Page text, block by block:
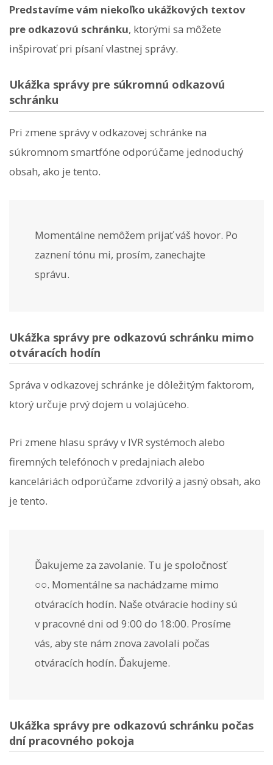
Predstavíme vám niekoľko ukážkových textov
pre odkazovú schránku, ktorými sa môžete
inšpirovať pri písaní vlastnej správy.
Ukážka správy pre súkromnú odkazovú
schránku
Pri zmene správy v odkazovej schránke na
súkromnom smartfóne odporúčame jednoduchý
obsah, ako je tento.
Momentálne nemôžem prijať váš hovor. Po
zaznení tónu mi, prosím, zanechajte
správu.
Ukážka správy pre odkazovú schránku mimo
otváracích hodín
Správa v odkazovej schránke je dôležitým faktorom,
ktorý určuje prvý dojem u volajúceho.
Pri zmene hlasu správy v IVR systémoch alebo
firemných telefónoch v predajniach alebo
kanceláriách odporúčame zdvorilý a jasný obsah, ako
je tento.
Ďakujeme za zavolanie. Tu je spoločnosť
○○. Momentálne sa nachádzame mimo
otváracích hodín. Naše otváracie hodiny sú
v pracovné dni od 9:00 do 18:00. Prosíme
vás, aby ste nám znova zavolali počas
otváracích hodín. Ďakujeme.
Ukážka správy pre odkazovú schránku počas
dní pracovného pokoja